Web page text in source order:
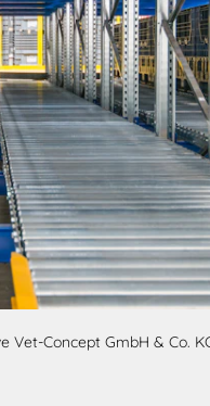
Vet-Concept GmbH & Co.